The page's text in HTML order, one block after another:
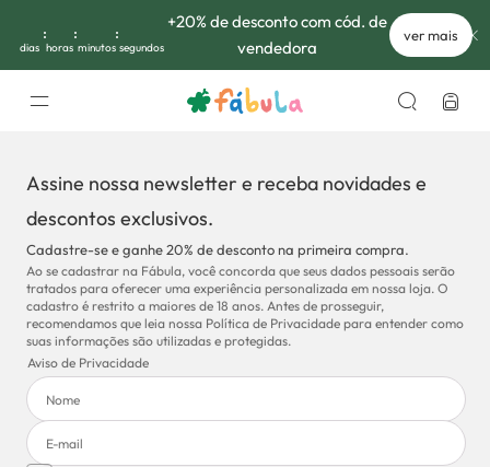
dias horas minutos segundos
+20% de desconto com cód. de
vendedora
ver mais
Assine nossa newsletter e receba novidades e
descontos exclusivos.
Cadastre-se e ganhe 20% de desconto na primeira compra.
Ao se cadastrar na Fábula, você concorda que seus dados pessoais serão
tratados para oferecer uma experiência personalizada em nossa loja. O
cadastro é restrito a maiores de 18 anos. Antes de prosseguir,
recomendamos que leia nossa Política de Privacidade para entender como
suas informações são utilizadas e protegidas.
Aviso de Privacidade